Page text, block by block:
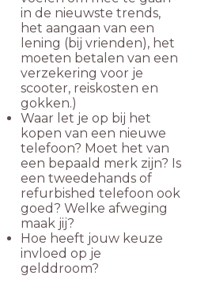
in de nieuwste trends,
het aangaan van een
lening (bij vrienden), het
moeten betalen van een
verzekering voor je
scooter, reiskosten en
gokken.)
Waar let je op bij het
kopen van een nieuwe
telefoon? Moet het van
een bepaald merk zijn? Is
een tweedehands of
refurbished telefoon ook
goed? Welke afweging
maak jij?
Hoe heeft jouw keuze
invloed op je
gelddroom?